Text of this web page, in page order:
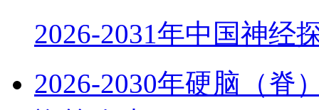
2026-2031年中国神经
2026-2030年硬脑（脊